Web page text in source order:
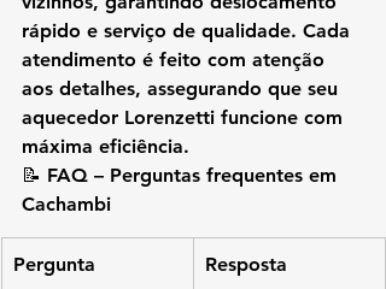
rápido e serviço de qualidade. Cada
atendimento é feito com atenção
aos detalhes, assegurando que seu
aquecedor Lorenzetti funcione com
máxima eficiência.
📝 FAQ – Perguntas frequentes em
Cachambi
Pergunta Resposta